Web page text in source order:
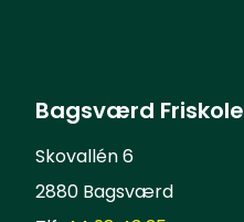
Bagsværd Friskole
Skovallén 6
2880 Bagsværd